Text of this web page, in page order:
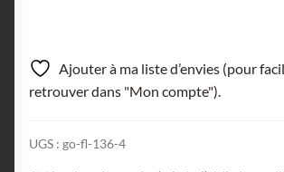
Ajouter à ma liste d’envies (pour
retrouver dans "Mon compte").
UGS : go-fl-136-4